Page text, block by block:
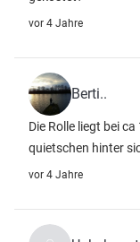
vor 4 Jahre
Berti..
Die Rolle liegt bei
quietschen hinter
vor 4 Jahre